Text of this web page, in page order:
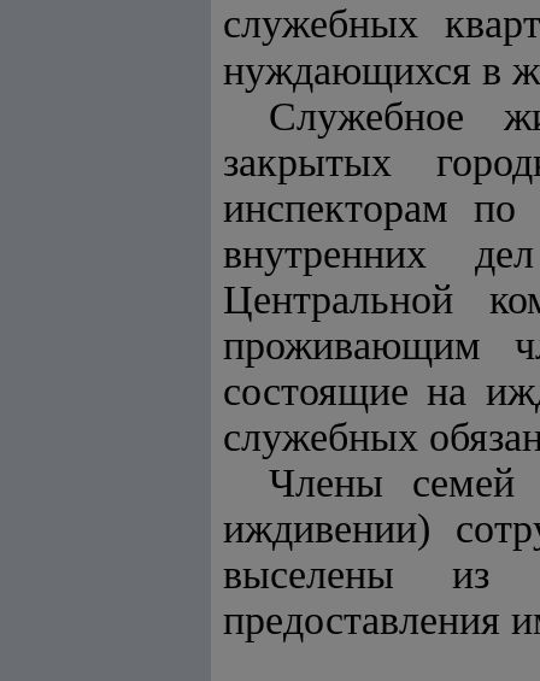
служебных
нуждающихся в
Служебное
закрытых
инспекторам по
внутренних
Центральной
проживающим
состоящие на
служебных
Члены семей
иждивении)
выселены из
предоставления